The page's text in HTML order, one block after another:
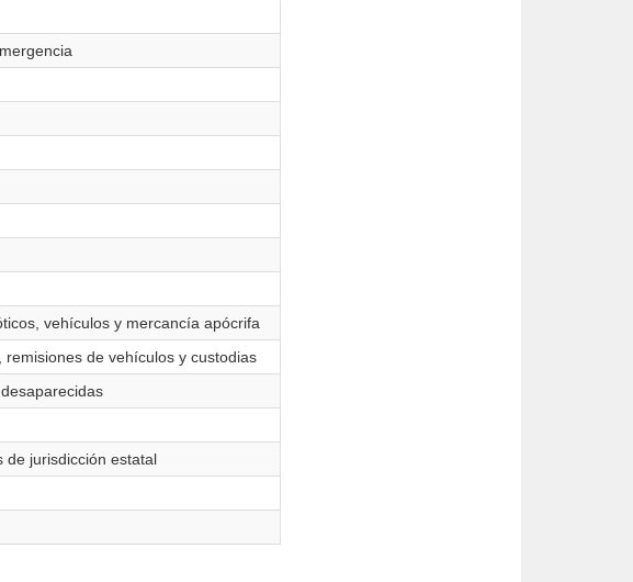
vehículos y mercancía apócrifa
de vehículos y custodias
de jurisdicción estatal